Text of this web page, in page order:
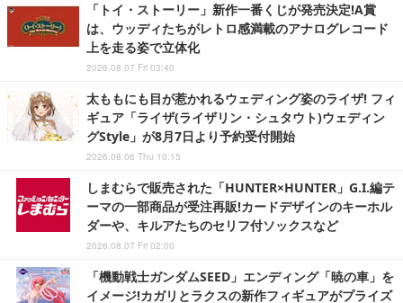
「トイ・ストーリー」新作一番くじが発売決定!A賞
は、ウッディたちがレトロ感満載のアナログレコード
上を走る姿で立体化
2026.08.07 Fri 03:40
太ももにも目が惹かれるウェディング姿のライザ! フィ
ギュア「ライザ(ライザリン・シュタウト)ウェディン
グStyle」が8月7日より予約受付開始
2026.08.06 Thu 10:15
しまむらで販売された「HUNTER×HUNTER」G.I.編テ
ーマの一部商品が受注再販!カードデザインのキーホル
ダーや、キルアたちのセリフ付ソックスなど
2026.08.07 Fri 02:00
「機動戦士ガンダムSEED」エンディング「暁の車」を
イメージ!カガリとラクスの新作フィギュアがプライズ